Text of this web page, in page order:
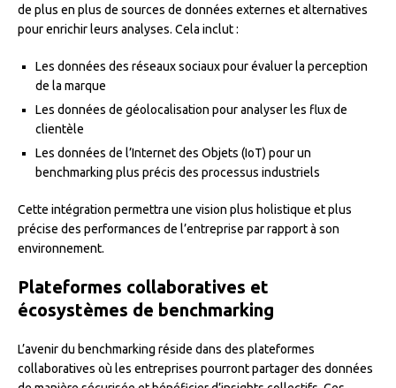
de plus en plus de sources de données externes et alternatives
pour enrichir leurs analyses. Cela inclut :
Les données des réseaux sociaux pour évaluer la perception
de la marque
Les données de géolocalisation pour analyser les flux de
clientèle
Les données de l’Internet des Objets (IoT) pour un
benchmarking plus précis des processus industriels
Cette intégration permettra une vision plus holistique et plus
précise des performances de l’entreprise par rapport à son
environnement.
Plateformes collaboratives et
écosystèmes de benchmarking
L’avenir du benchmarking réside dans des plateformes
collaboratives où les entreprises pourront partager des données